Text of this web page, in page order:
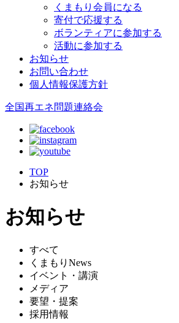
くまもり会員になる
寄付で応援する
ボランティアに参加する
活動に参加する
お知らせ
お問い合わせ
個人情報保護方針
全国再エネ問題連絡会
TOP
お知らせ
お知らせ
すべて
くまもりNews
イベント・講演
メディア
要望・提案
採用情報